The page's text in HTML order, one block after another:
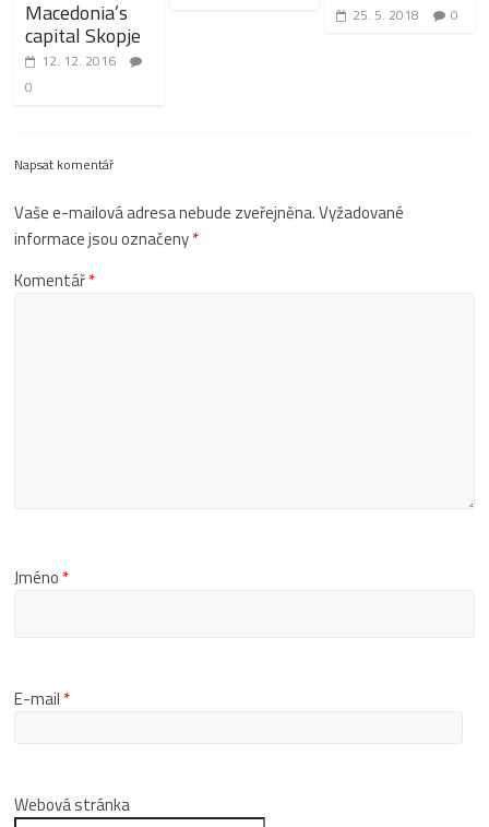
Macedonia’s
capital Skopje
12. 12. 2016
0
25. 5. 2018 0
Napsat komentář
Vaše e-mailová adresa nebude zveřejněna.Vyžadované
informace jsou označeny*
Komentář*
Jméno *
E-mail *
Webová stránka